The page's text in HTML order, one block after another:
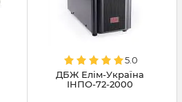
5.0
ДБЖ Елім-Україна
ІНПО-72-2000